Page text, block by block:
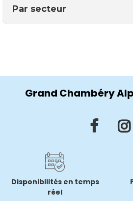
Par secteur
Grand Chambéry
Disponibilités en temps
réel